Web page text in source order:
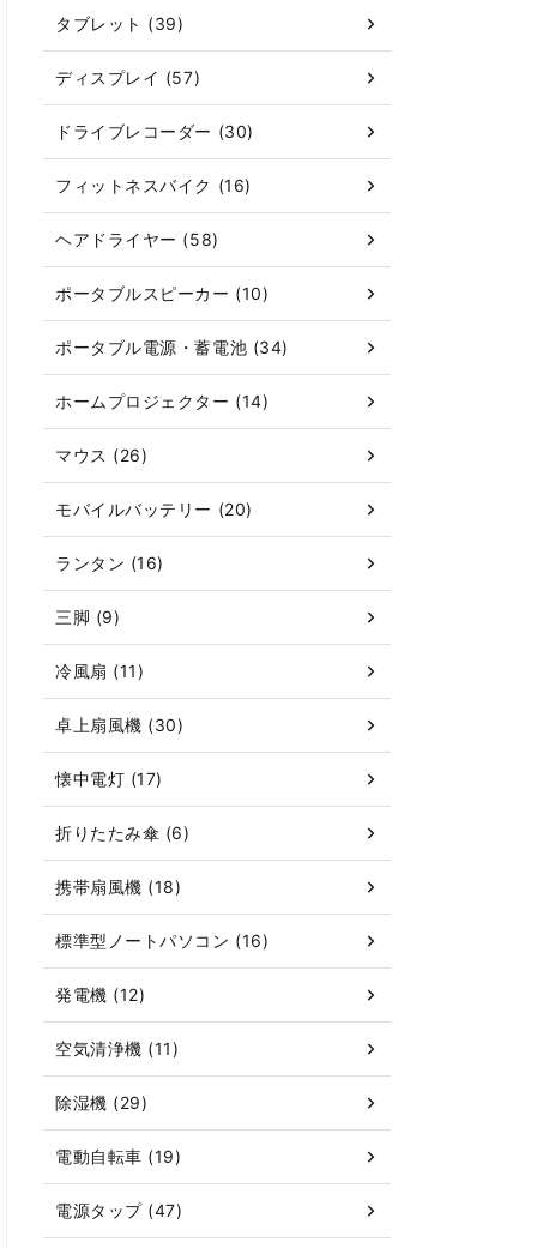
タブレット (39)
ディスプレイ (57)
ドライブレコーダー (30)
フィットネスバイク (16)
ヘアドライヤー (58)
ポータブルスピーカー (10)
ポータブル電源・蓄電池 (34)
ホームプロジェクター (14)
マウス (26)
モバイルバッテリー (20)
ランタン (16)
三脚 (9)
冷風扇 (11)
卓上扇風機 (30)
懐中電灯 (17)
折りたたみ傘 (6)
携帯扇風機 (18)
標準型ノートパソコン (16)
発電機 (12)
空気清浄機 (11)
除湿機 (29)
電動自転車 (19)
電源タップ (47)